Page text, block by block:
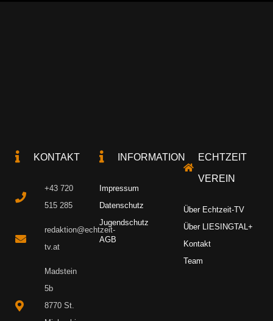
KONTAKT
+43 720
515 285
redaktion@echtzeit-
tv.at
Madstein
5b
8770 St.
INFORMATION
Impressum
Datenschutz
Jugendschutz
AGB
ECHTZEIT
VEREIN
Über Echtzeit-TV
Über LIESINGTAL+
Kontakt
Team